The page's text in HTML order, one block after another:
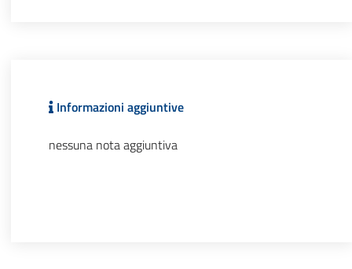
Informazioni aggiuntive
nessuna nota aggiuntiva